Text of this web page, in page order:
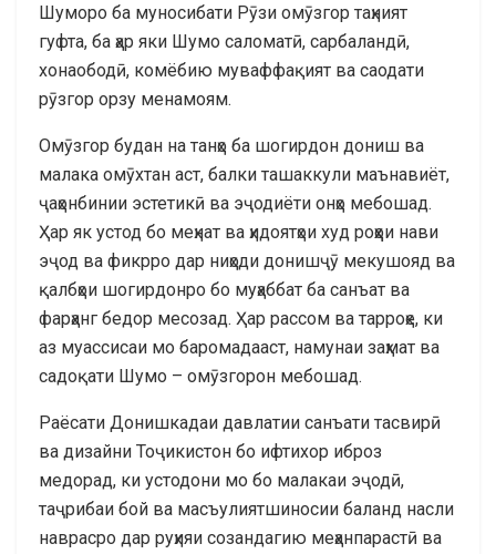
Шуморо ба муносибати Рӯзи омӯзгор таҳният
гуфта, ба ҳар яки Шумо саломатӣ, сарбаландӣ,
хонаободӣ, комёбию муваффақият ва саодати
рӯзгор орзу менамоям.
Омӯзгор будан на танҳо ба шогирдон дониш ва
малака омӯхтан аст, балки ташаккули маънавиёт,
ҷаҳонбинии эстетикӣ ва эҷодиёти онҳо мебошад.
Ҳар як устод бо меҳнат ва ҳидоятҳои худ роҳҳои нави
эҷод ва фикрро дар ниҳоди донишҷӯ мекушояд ва
қалбҳои шогирдонро бо муҳаббат ба санъат ва
фарҳанг бедор месозад. Ҳар рассом ва тарроҳе, ки
аз муассисаи мо баромадааст, намунаи заҳмат ва
садоқати Шумо – омӯзгорон мебошад.
Раёсати Донишкадаи давлатии санъати тасвирӣ
ва дизайни Тоҷикистон бо ифтихор иброз
медорад, ки устодони мо бо малакаи эҷодӣ,
таҷрибаи бой ва масъулиятшиносии баланд насли
наврасро дар руҳияи созандагию меҳанпарастӣ ва